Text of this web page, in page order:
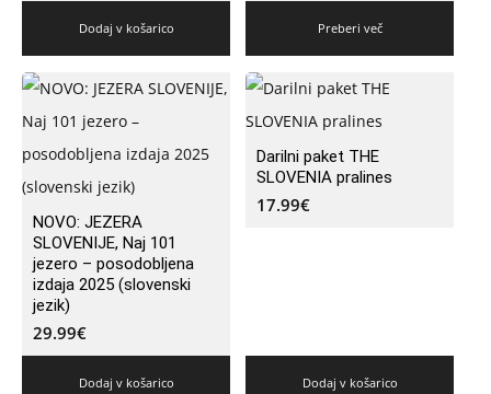
Dodaj v košarico Preberi več
NOVO: JEZERA
SLOVENIJE, Naj 101
jezero – posodobljena
izdaja 2025 (slovenski
jezik)
29.99€
Dodaj v košarico
Darilni paket THE
SLOVENIA pralines
17.99€
Dodaj v košarico